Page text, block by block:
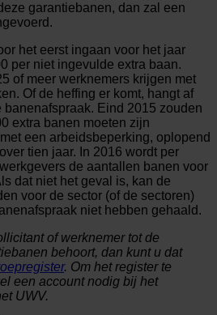
garantiebanen, dan zal een
het eerst ingaan voor het jaar
per niet ingevulde extra baan.
of meer werknemers krijgen met
Of de heffing er komt, hangt af
Eind 2015 zouden
extra banen moeten zijn
een arbeidsbeperking, oplopend
tien jaar. In 2016 wordt per
de aantallen banen voor
dat niet het geval is, kan de
voor de sector (of de sectoren)
niet hebben gehaald.
of werknemer tot de
behoort, dan kunt u dat
. Om het register te
een account nodig bij het
UWV.